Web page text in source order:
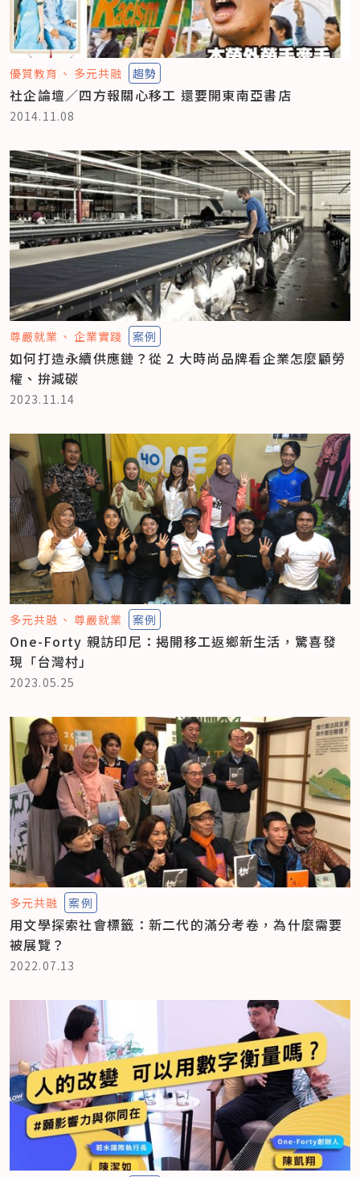
優質教育 多元共融 趨勢
社企論壇／四方報關心移工 還要開東南亞書店
2014.11.08
尊嚴就業 企業實踐 案例
如何打造永續供應鏈？從 2 大時尚品牌看企業怎麼顧勞
權、拚減碳
2023.11.14
多元共融 尊嚴就業 案例
One-Forty 親訪印尼：揭開移工返鄉新生活，驚喜發
現「台灣村」
2023.05.25
多元共融 案例
用文學探索社會標籤：新二代的滿分考卷，為什麼需要
被展覽？
2022.07.13